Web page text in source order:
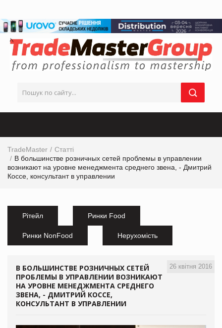
TradeMaster
Статті
В большинстве розничных сетей проблемы в управлении
возникают на уровне менеджмента среднего звена, - Дмитрий
Коcсе, консультант в управлении
Рітейл Ринки Food
Ринки NonFood Нерухомість
26 квітня 2016
В БОЛЬШИНСТВЕ РОЗНИЧНЫХ СЕТЕЙ
ПРОБЛЕМЫ В УПРАВЛЕНИИ ВОЗНИКАЮТ
НА УРОВНЕ МЕНЕДЖМЕНТА СРЕДНЕГО
ЗВЕНА, - ДМИТРИЙ КОCСЕ,
КОНСУЛЬТАНТ В УПРАВЛЕНИИ